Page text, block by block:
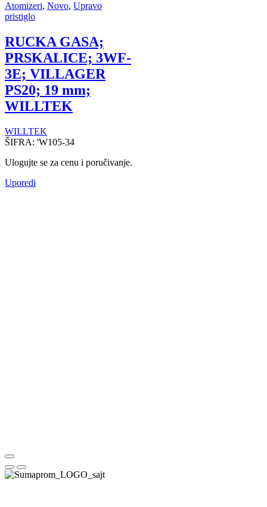
Atomizeri, Novo, Upravo
pristiglo
RUCKA GASA;
PRSKALICE; 3WF-
3E; VILLAGER
PS20; 19 mm;
WILLTEK
WILLTEK
ŠIFRA: 'W105-34
Ulogujte se za cenu i poručivanje.
Uporedi